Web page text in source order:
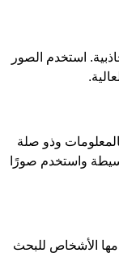
استخدم الصور
وذو صلة
واستخدم صورًا
الأشخاص للبحث